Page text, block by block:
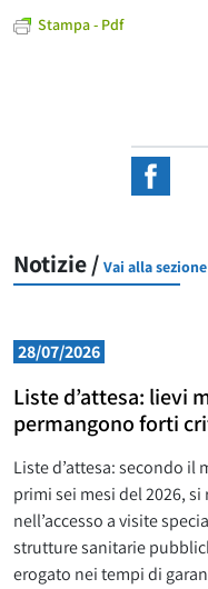
Stampa - Pdf
Notizie / Vai alla sezione
28/07/2026
Liste d’attesa: lievi
permangono forti
Liste d’attesa: secondo il
primi sei mesi del 2026,
nell’accesso a visite
strutture sanitarie
erogato nei tempi di